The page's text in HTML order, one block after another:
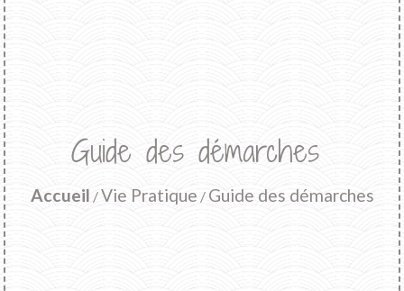
Guide des démarches
Accueil /Vie Pratique / Guide des démarches